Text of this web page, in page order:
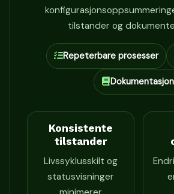
tilstander og
Repeterbare prosesser
Konsistente
tilstander
Livssyklusskilt og
statusvisninger